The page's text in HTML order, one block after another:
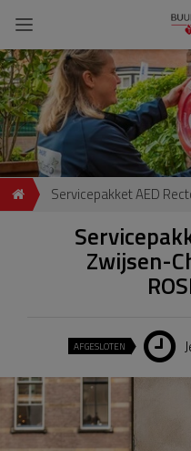
Zwijsen-
AFGESLOTEN